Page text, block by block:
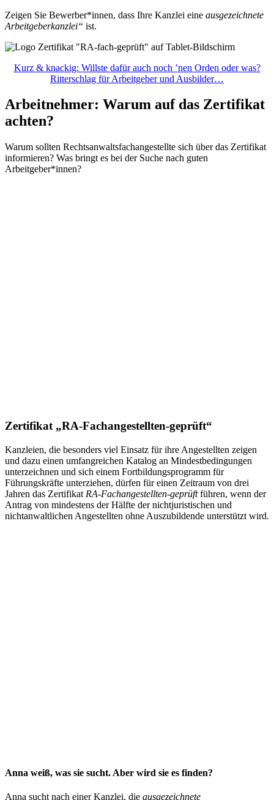
Zeigen Sie Bewerber*innen, dass Ihre Kanzlei eine ausgezeichnete
Arbeitgeberkanzlei“ ist.
Kurz & knackig: Willste dafür auch noch ’nen Orden oder was?
Ritterschlag für Arbeitgeber und Ausbilder…
Arbeitnehmer: Warum auf das Zertifikat
achten?
Warum sollten Rechtsanwaltsfachangestellte sich über das Zertifikat
informieren? Was bringt es bei der Suche nach guten
Arbeitgeber*innen?
Zertifikat „RA-Fachangestellten-geprüft“
Kanzleien, die besonders viel Einsatz für ihre Angestellten zeigen
und dazu einen umfangreichen Katalog an Mindestbedingungen
unterzeichnen und sich einem Fortbildungsprogramm für
Führungskräfte unterziehen, dürfen für einen Zeitraum von drei
Jahren das Zertifikat RA-Fachangestellten-geprüftführen, wenn der
Antrag von mindestens der Hälfte der nichtjuristischen und
nichtanwaltlichen Angestellten ohne Auszubildende unterstützt wird.
Anna weiß, was sie sucht. Aber wird sie es finden?
Anna sucht nach einer Kanzlei, die ausgezeichnete